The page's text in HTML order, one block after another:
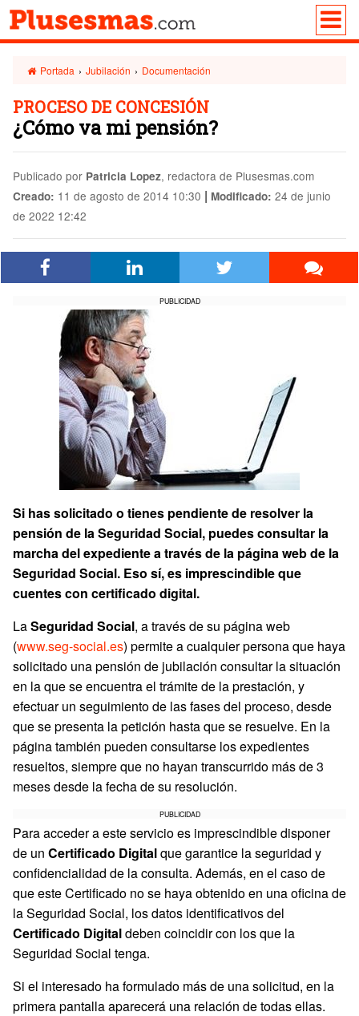
Portada › Jubilación › Documentación
PROCESO DE CONCESIÓN
¿Cómo va mi pensión?
Publicado por Patricia Lopez, redactora de Plusesmas.com
Creado: 11 de agosto de 2014 10:30 | Modificado: 24 de junio
de 2022 12:42
PUBLICIDAD
Si has solicitado o tienes pendiente de resolver la
pensión de la Seguridad Social, puedes consultar la
marcha del expediente a través de la página web de la
Seguridad Social. Eso sí, es imprescindible que
cuentes con certificado digital.
LaSeguridad Social, a través de su página web
(www.seg-social.es) permite a cualquier persona que haya
solicitado una pensión de jubilación consultar la situación
en la que se encuentra el trámite de la prestación, y
efectuar un seguimiento de las fases del proceso, desde
que se presenta la petición hasta que se resuelve. En la
página también pueden consultarse los expedientes
resueltos, siempre que no hayan transcurrido más de 3
meses desde la fecha de su resolución.
PUBLICIDAD
Para acceder a este servicio es imprescindible disponer
de un Certificado Digitalque garantice la seguridad y
confidencialidad de la consulta. Además, en el caso de
que este Certificado no se haya obtenido en una oficina de
la Seguridad Social, los datos identificativos del
Certificado Digitaldeben coincidir con los que la
Seguridad Social tenga.
Si el interesado ha formulado más de una solicitud, en la
primera pantalla aparecerá una relación de todas ellas.